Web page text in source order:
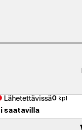
Lähetettävissä0 kpl
saatavilla